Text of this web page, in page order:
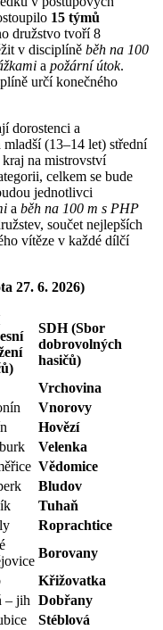
15 týmů
družstvo tvoří 8
v disciplíně běh na 100
a požární útok.
určí konečného
dorostenci a
mladší (13–14 let) střední
na mistrovství
celkem se bude
jednotlivci
a běh na 100 m s PHP
součet nejlepších
vítěze v každé dílčí
27. 6. 2026)
SDH (Sbor
dobrovolných
hasičů)
Vrchovina
Vnorovy
Hovězí
Velenka
Vědomice
Bludov
Tuhaň
Roprachtice
Borovany
Křižovatka
– jih Dobřany
Stéblová